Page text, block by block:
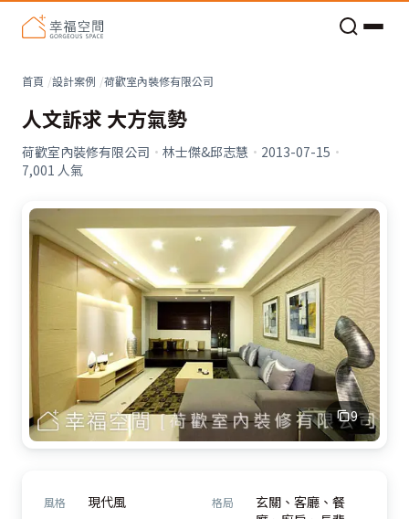
首頁 設計案例 荷歡室內裝修有限公司
人文訴求 大方氣勢
荷歡室內裝修有限公司 · 林士傑&邱志慧 · 2013-07-15 ·
7,001 人氣
9
風格 現代風 格局
玄關、客廳、餐